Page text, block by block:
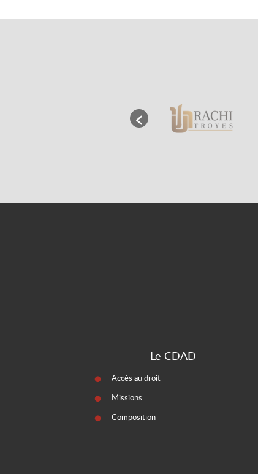
Le CDAD
Accès au droit
Missions
Composition